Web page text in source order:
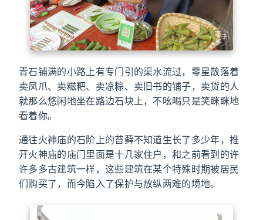
青石铺满的小路上有专门引的渠水流过，零星散落着
卖凤爪、卖糍粑、卖凉粽、卖旧书的铺子，卖货的人
就那么悠闲地坐在路边石块上，不吆喝只是笑眯眯地
看着你。
通往火神庙的石阶上的苔藓不知道生长了多少年，推
开火神庙的庙门里面是十几家住户，和之前看到的许
许多多古建筑一样，这些建筑在某个特殊时期被居民
们购买了，而今陷入了保护与放纵两难的境地。